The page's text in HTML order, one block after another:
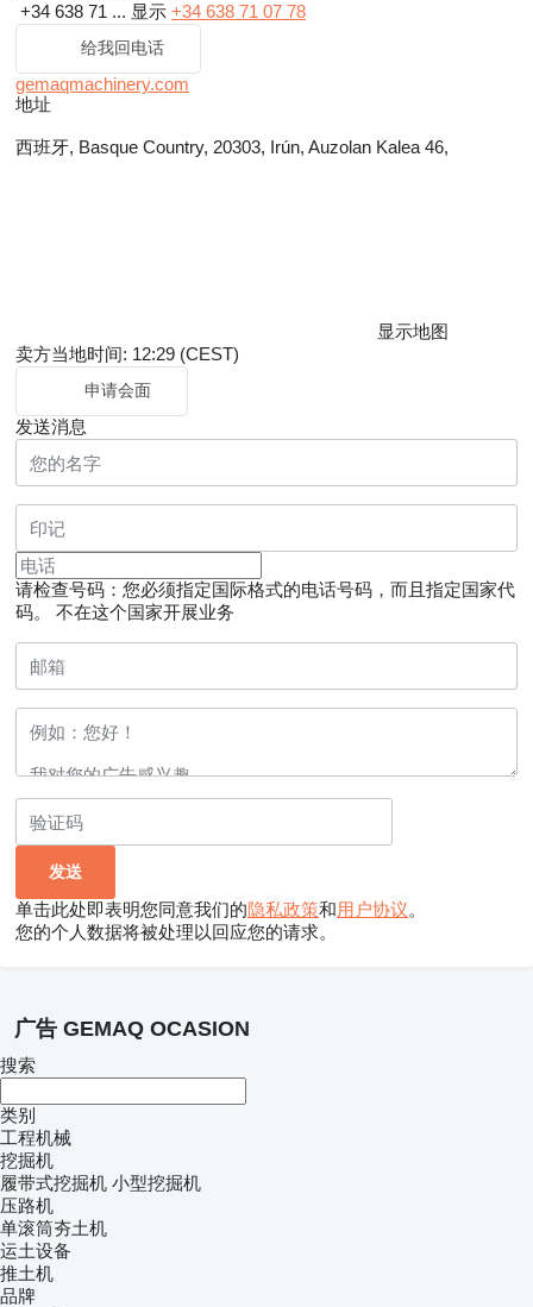
+34 638 71 ... 显示 +34 638 71 07 78
给我回电话
gemaqmachinery.com
地址
西班牙, Basque Country, 20303, Irún, Auzolan Kalea 46,
显示地图
卖方当地时间: 12:29 (CEST)
申请会面
发送消息
请检查号码：您必须指定国际格式的电话号码，而且指定国家代
码。
不在这个国家开展业务
单击此处即表明您同意我们的隐私政策和用户协议。
您的个人数据将被处理以回应您的请求。
广告 GEMAQ OCASION
搜索
类别
工程机械
挖掘机
履带式挖掘机 小型挖掘机
压路机
单滚筒夯土机
运土设备
推土机
品牌